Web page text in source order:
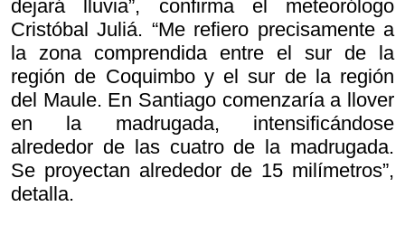
dejará lluvia”, confirma el meteorólogo
Cristóbal Juliá. “Me refiero precisamente a
la zona comprendida entre el sur de la
región de Coquimbo y el sur de la región
del Maule. En Santiago comenzaría a llover
en la madrugada, intensificándose
alrededor de las cuatro de la madrugada.
Se proyectan alrededor de 15 milímetros”,
detalla.